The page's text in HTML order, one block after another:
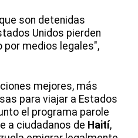
son detenidas
Unidos pierden
por medios legales",
mejores, más
para viajar a Estados
el programa parole
a ciudadanos de Haití,